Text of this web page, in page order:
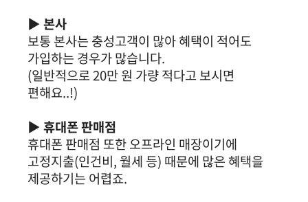
▶ 본사
보통 본사는 충성고객이 많아 혜택이 적어도
가입하는 경우가 많습니다.
(일반적으로 20만 원 가량 적다고 보시면
편해요..!)
▶ 휴대폰 판매점
휴대폰 판매점 또한 오프라인 매장이기에
고정지출(인건비, 월세 등) 때문에 많은 혜택을
제공하기는 어렵죠.